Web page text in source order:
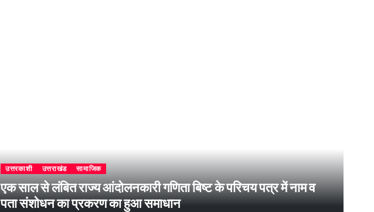
उत्तरकाशी उत्तराखंड सामाजिक
एक साल से लंबित राज्य आंदोलनकारी गणिता बिष्ट के परिचय पत्र में नाम व
पता संशोधन का प्रकरण का हुआ समाधान